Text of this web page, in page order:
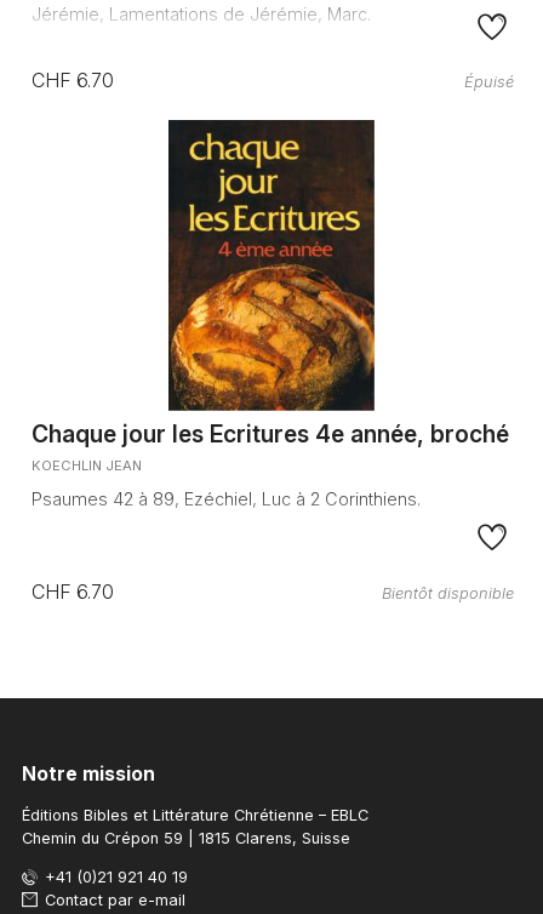
Jérémie, Lamentations de Jérémie, Marc.
CHF 6.70 Épuisé
Chaque jour les Ecritures 4e année, broché
KOECHLIN JEAN
Psaumes 42 à 89, Ezéchiel, Luc à 2 Corinthiens.
CHF 6.70 Bientôt disponible
Notre mission
Éditions Bibles et Littérature Chrétienne – EBLC
Chemin du Crépon 59 | 1815 Clarens, Suisse
+41 (0)21 921 40 19
Contact par e-mail